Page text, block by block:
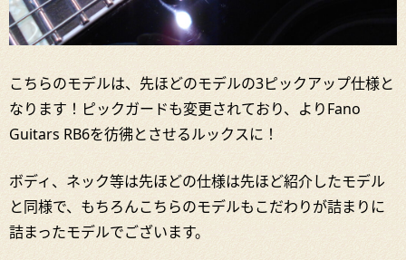
こちらのモデルは、先ほどのモデルの3ピックアップ仕様と
なります！ピックガードも変更されており、よりFano
Guitars RB6を彷彿とさせるルックスに！
ボディ、ネック等は先ほどの仕様は先ほど紹介したモデル
と同様で、もちろんこちらのモデルもこだわりが詰まりに
詰まったモデルでございます。